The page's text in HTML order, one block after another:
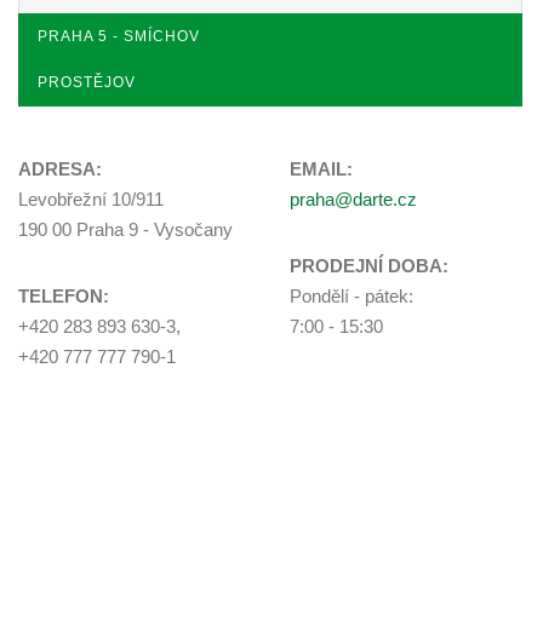
PRAHA 5 - SMÍCHOV
PROSTĚJOV
ADRESA:
Levobřežní 10/911
190 00 Praha 9 - Vysočany
TELEFON:
+420 283 893 630-3,
+420 777 777 790-1
EMAIL:
praha@darte.cz
PRODEJNÍ DOBA:
Pondělí - pátek:
7:00 - 15:30